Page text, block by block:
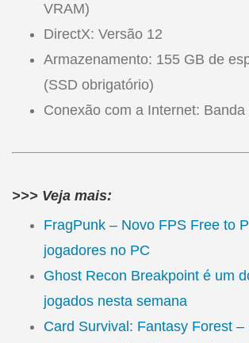
VRAM)
DirectX: Versão 12
Armazenamento: 155 GB de
(SSD obrigatório)
Conexão com a Internet: Banda
>>> Veja mais:
FragPunk – Novo FPS Free to
jogadores no PC
Ghost Recon Breakpoint é um
jogados nesta semana
Card Survival: Fantasy Forest –